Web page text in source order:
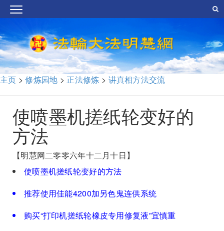
主页 >修炼园地 > 正法修炼 > 讲真相方法交流
使喷墨机搓纸轮变好的
方法
【明慧网二零零六年十二月十日】
使喷墨机搓纸轮变好的方法
推荐使用佳能4200加另色鬼连供系统
购买“打印机搓纸轮橡皮专用修复液”宜慎重